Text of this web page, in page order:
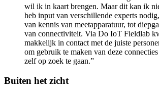
wil ik in kaart brengen. Maar dit kan ik
heb input van verschillende experts
van kennis van meetapparatuur, tot
van connectiviteit. Via Do IoT Fieldlab
makkelijk in contact met de juiste
om gebruik te maken van deze
zelf op zoek te gaan.”
Buiten het zicht